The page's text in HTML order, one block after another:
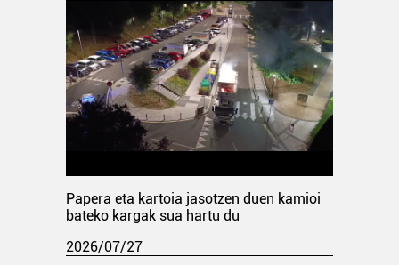
Papera eta kartoia jasotzen duen kamioi
bateko kargak sua hartu du
2026/07/27